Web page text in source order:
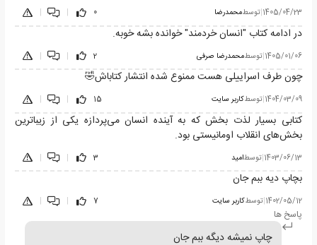
1405/04/23
|توسطمحمدرضا 0
|
|
در ادامه کتاب "انسان خردمند" خوانده بشه خوبه.
1405/01/06
|توسطمحمدرضا صرفی 2
|
|
چون طرف اسراییلی هست ممنوع شده انتشار کتاباش🤣
1404/03/09
|توسطکاربر سایت 15
|
|
کتابی بسیار لذت بخش که به آینده انسان می‌پردازه یکی از زیبا‌ترین
بخش‌های انقلاب اومانیستی بود.
1403/06/13
|توسطامید 3
|
|
بچاپ دیه ببم جان
1402/05/12
|توسطکاربر سایت 7
|
|
پاسخ ها
چاپ نمیشه دیگه ببم جان